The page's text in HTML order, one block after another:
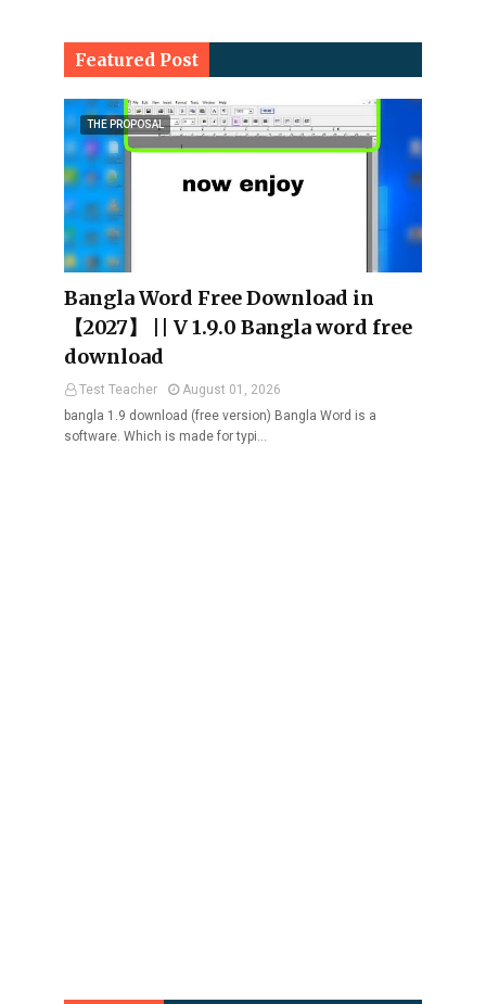
Featured Post
THE PROPOSAL
Bangla Word Free Download in
【2027】 || V 1.9.0 Bangla word free
download
Test Teacher
August 01, 2026
bangla 1.9 download (free version) Bangla Word is a
software. Which is made for typi…